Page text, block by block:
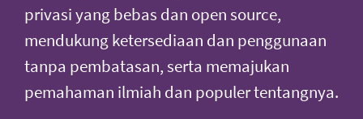
privasi yang bebas dan open source,
mendukung ketersediaan dan penggunaan
tanpa pembatasan, serta memajukan
pemahaman ilmiah dan populer tentangnya.